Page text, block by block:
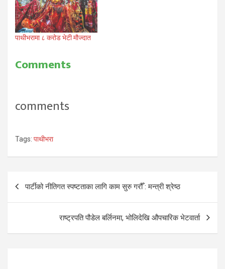
पाथीभरामा ८ करोड भेटी मौज्दात
Comments
comments
Tags: पाथीभरा
Post
navigation
पार्टीको नीतिगत स्पष्टताका लागि काम सुरु गरौँ : मन्त्री श्रेष्ठ
राष्ट्रपति पौडेल बर्लिनमा, भोलिदेखि औपचारिक भेटवार्ता